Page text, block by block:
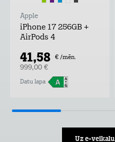
Apple
iPhone 17 256GB +
AirPods 4
41,58 € /mēn.
999,00 €
Datu lapa
Uz e-veikalu